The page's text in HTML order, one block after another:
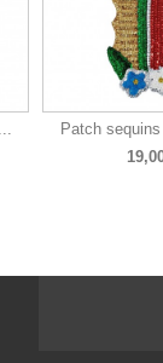
Patch